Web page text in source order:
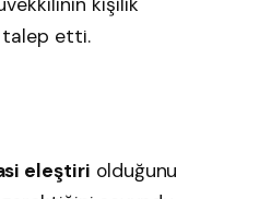
talep etti.
eleştiri olduğunu